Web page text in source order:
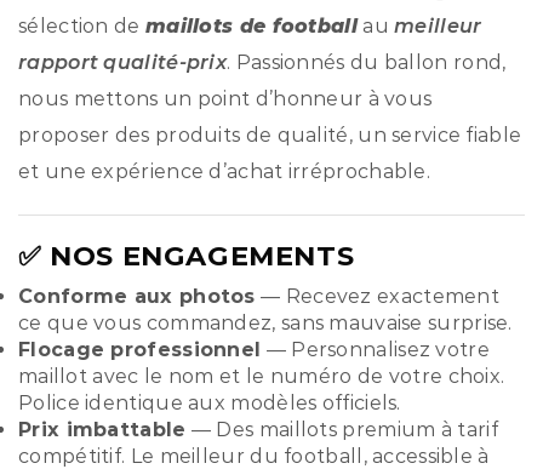
sélection de maillots de footballaumeilleur
rapport qualité-prix. Passionnés du ballon rond,
nous mettons un point d’honneur à vous
proposer des produits de qualité, un service fiable
et une expérience d’achat irréprochable.
✅ NOS ENGAGEMENTS
Conforme aux photos — Recevez exactement
ce que vous commandez, sans mauvaise surprise.
Flocage professionnel — Personnalisez votre
maillot avec le nom et le numéro de votre choix.
Police identique aux modèles officiels.
Prix imbattable — Des maillots premium à tarif
compétitif. Le meilleur du football, accessible à